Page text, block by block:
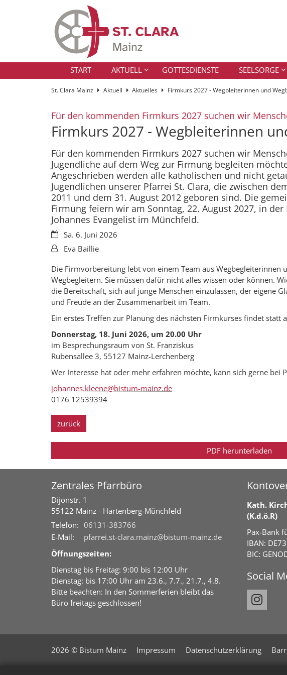
START AKTUELL GOTTESDIENSTE SEELSORGE
St. Clara Mainz Aktuell Aktuelles Firmkurs 2027 - Wegbleiterinnen und
Für den kommenden Firmkurs 2027 suchen wir
Firmkurs 2027 - Wegbleiterinnen
Für den kommenden Firmkurs 2027 suchen wir
Jugendliche auf dem Weg zur Firmung begleiten
Angeschrieben werden alle katholischen und nicht
Jugendlichen unserer Pfarrei St. Clara, die zwischen
2011 und dem 31. August 2012 geboren sind. Die
Firmung feiern wir am Sonntag, 22. August 2027, in der
Johannes Evangelist im Münchfeld.
Datum:Sa. 6. Juni 2026
Von:Eva Baillie
Die Firmvorbereitung lebt von einem Team aus Wegbegleiterinnen
Wegbegleitern. Sie müssen dafür nicht alles wissen oder können.
die Bereitschaft, sich auf junge Menschen einzulassen, der eigene
und Freude an der Zusammenarbeit im Team.
Ein erstes Treffen zur Planung des nächsten Firmkurses findet statt
Donnerstag, 18. Juni 2026, um 20.00 Uhr
im Besprechungsraum von St. Franziskus
Rubensallee 3, 55127 Mainz-Lerchenberg
Wer Interesse hat oder mehr erfahren möchte, kann sich gerne bei
johannes.kleene@bistum-mainz.de
0176 12539394
zurück
PDF herunterladen
Zentrales Pfarrbüro
Dijonstr. 1
55122 Mainz - Hartenberg-Münchfeld
Telefon: 06131-383766
E-Mail:
pfarrei.st-clara.mainz@bistum-mainz.de
Öffnungszeiten:
Dienstag bis Freitag: 9:00 bis 12:00 Uhr
Dienstag: bis 17:00 Uhr am 23.6., 7.7., 21.7., 4.8.
Bitte beachten: In den Sommerferien bleibt das
Büro freitags geschlossen!
Kath.
(K.d.ö.R)
Pax-Bank
IBAN:
BIC:
Social
2026 © Bistum Mainz Impressum Datenschutzerklärung